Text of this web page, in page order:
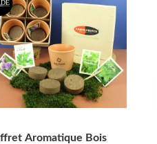
Aromatique Bois